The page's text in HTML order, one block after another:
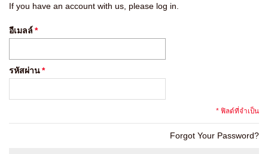
If you have an account with us, please log in.
*
อีเมลล์
*
รหัสผ่าน
* ฟิลด์ที่จำเป็น
Forgot Your Password?